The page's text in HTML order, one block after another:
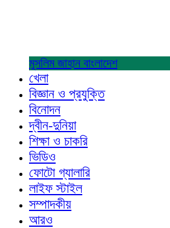
মুসলিম জাহান বাংলাদেশ
খেলা
বিজ্ঞান ও প্রযুক্তি
বিনোদন
দ্বীন-দুনিয়া
শিক্ষা ও চাকরি
ভিডিও
ফোটো গ্যালারি
লাইফ স্টাইল
সম্পাদকীয়
আরও